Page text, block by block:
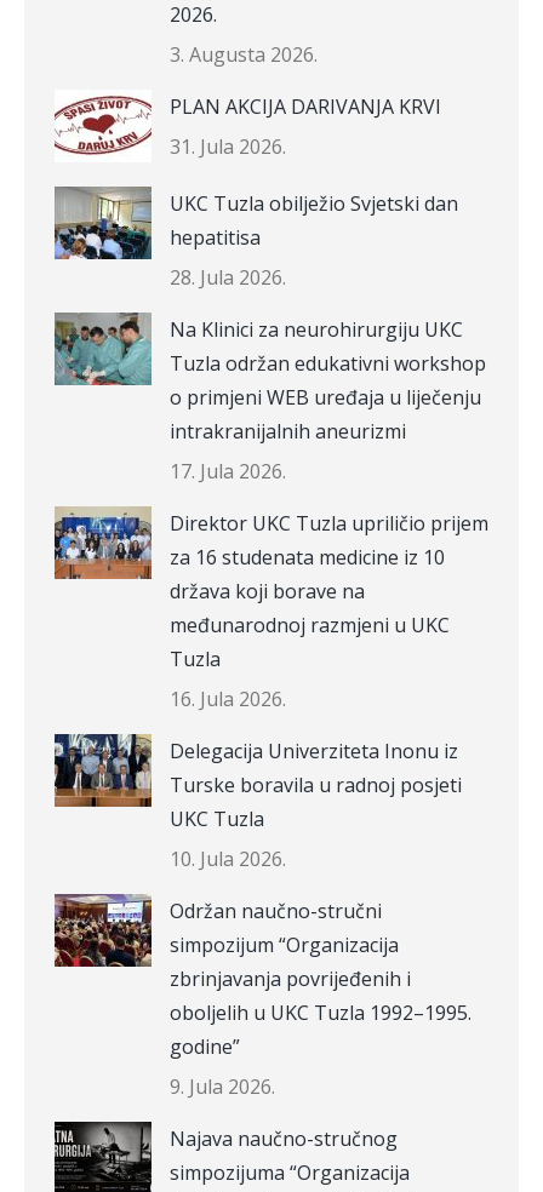
2026.
3. Augusta 2026.
PLAN AKCIJA DARIVANJA KRVI
31. Jula 2026.
UKC Tuzla obilježio Svjetski dan
hepatitisa
28. Jula 2026.
Na Klinici za neurohirurgiju UKC
Tuzla održan edukativni workshop
o primjeni WEB uređaja u liječenju
intrakranijalnih aneurizmi
17. Jula 2026.
Direktor UKC Tuzla upriličio prijem
za 16 studenata medicine iz 10
država koji borave na
međunarodnoj razmjeni u UKC
Tuzla
16. Jula 2026.
Delegacija Univerziteta Inonu iz
Turske boravila u radnoj posjeti
UKC Tuzla
10. Jula 2026.
Održan naučno-stručni
simpozijum “Organizacija
zbrinjavanja povrijeđenih i
oboljelih u UKC Tuzla 1992–1995.
godine”
9. Jula 2026.
Najava naučno-stručnog
simpozijuma “Organizacija